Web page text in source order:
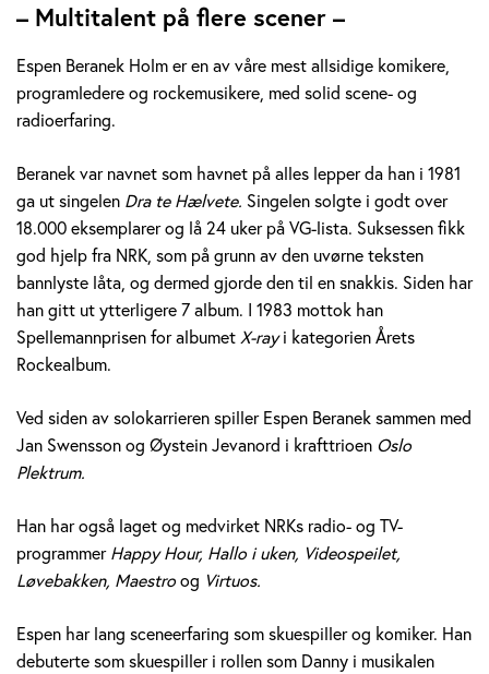
p
e
n
B
e
r
a
n
e
k
H
o
l
m
– Multitalent på flere scener –
Espen Beranek Holm er en av våre mest allsidige komikere,
programledere og rockemusikere, med solid scene- og
radioerfaring.
Beranek var navnet som havnet på alles lepper da han i 1981
ga ut singelen Dra te Hælvete. Singelen solgte i godt over
18.000 eksemplarer og lå 24 uker på VG-lista. Suksessen fikk
god hjelp fra NRK, som på grunn av den uvørne teksten
bannlyste låta, og dermed gjorde den til en snakkis. Siden har
han gitt ut ytterligere 7 album. I 1983 mottok han
Spellemannprisen for albumetX-rayi kategorien Årets
Rockealbum.
Ved siden av solokarrieren spiller Espen Beranek sammen med
Jan Swensson og Øystein Jevanord i krafttrioen Oslo
Plektrum.
Han har også laget og medvirket NRKs radio- og TV-
programmerHappy Hour, Hallo i uken, Videospeilet,
Løvebakken, Maestroog Virtuos.
Espen har lang sceneerfaring som skuespiller og komiker. Han
debuterte som skuespiller i rollen som Danny i musikalen